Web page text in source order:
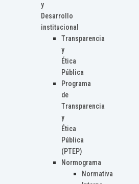
y
Desarrollo
institucional
Transparencia
y
Ética
Pública
Programa
de
Transparencia
y
Ética
Pública
(PTEP)
Normograma
Normativa